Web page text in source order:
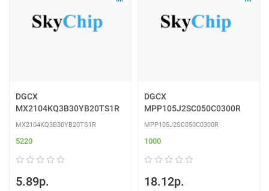
DGCX
MX2104KQ3B30YB20TS1R
MX2104KQ3B30YB20TS1R
5220
5.89р.
DGCX
MPP105J2SC050C0300R
MPP105J2SC050C0300R
1000
18.12р.